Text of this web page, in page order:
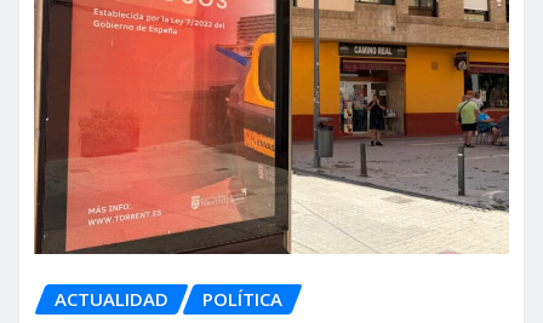
ACTUALIDAD POLÍTICA